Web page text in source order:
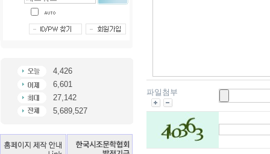
4,426
6,601
27,142
5,689,527
파일첨부